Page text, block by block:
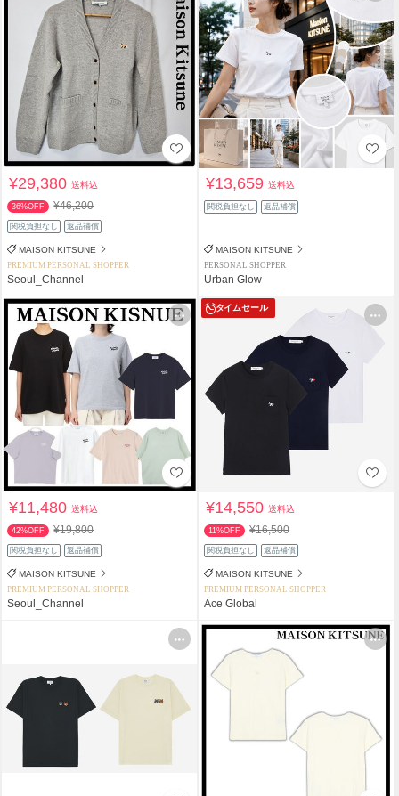
¥29,380送料込
36%OFF ¥46,200
関税負担なし 返品補償
MAISON KITSUNE
PREMIUM PERSONAL SHOPPER
Seoul_Channel
¥13,659送料込
関税負担なし 返品補償
MAISON KITSUNE
PERSONAL SHOPPER
Urban Glow
¥11,480送料込
42%OFF ¥19,800
関税負担なし 返品補償
MAISON KITSUNE
PREMIUM PERSONAL SHOPPER
Seoul_Channel
タイムセール
¥14,550送料込
11%OFF ¥16,500
関税負担なし 返品補償
MAISON KITSUNE
PREMIUM PERSONAL SHOPPER
Ace Global